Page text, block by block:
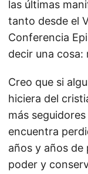
las últimas
tanto desde el
Conferencia
decir una cosa:
Creo que si
hiciera del
más
encuentra
años y años de
poder y